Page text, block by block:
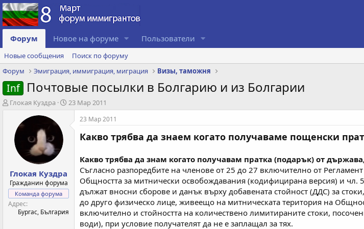
Форум Новое на форуме Пользователи
Новые сообщения
Поиск по форуму
Форум
Эмиграция, иммиграция, миграция Визы, таможня
Inf Почтовые посылки в Болгарию и из Болгарии
А
ы
Глокая Куздра
Д
23 Мар 2011
Глокая Куздра
Гражданин форума
Команда форума
Адрес
Бургас, България
23 Мар 2011
Какво трябва да знаем когато получаваме пощенски
Какво трябва да знам когато получавам пратка (подарък) от
Съгласно разпорeдбите на членове от 25 до 27 включително от
Общността за митнически освобождавания (кодифицирана версия) и чл.
дължат вносни сборове и данък върху добавената стойност (ДДС) за
до друго физическо лице, живеещо на митническата територия на
включително и стойността на количествено лимитираните стоки,
води), при условие получателят да не е заплащал за тях.